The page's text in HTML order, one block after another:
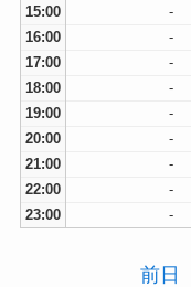
15:00
-
16:00
-
17:00
-
18:00
-
19:00
-
20:00
-
21:00
-
22:00
-
23:00
-
前日